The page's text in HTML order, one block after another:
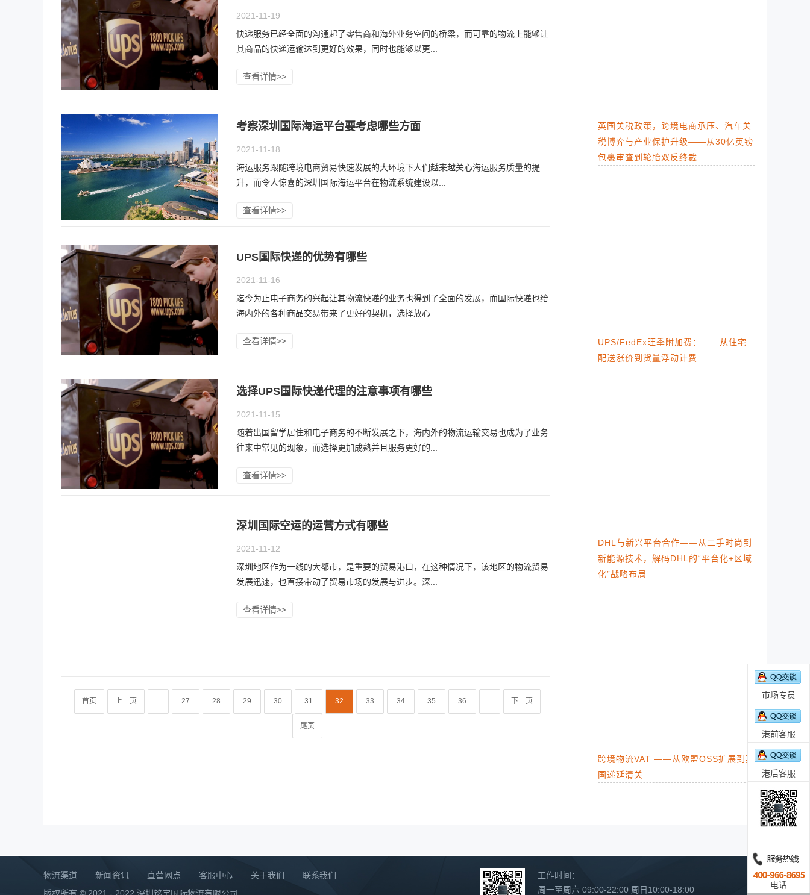
2021-11-19
快递服务已经全面的沟通起了零售商和海外业务空间的桥梁，而可靠的物流上能够让
其商品的快递运输达到更好的效果，同时也能够以更...
查看详情>>
考察深圳国际海运平台要考虑哪些方面
2021-11-18
海运服务跟随跨境电商贸易快速发展的大环境下人们越来越关心海运服务质量的提
升，而令人惊喜的深圳国际海运平台在物流系统建设以...
查看详情>>
UPS国际快递的优势有哪些
2021-11-16
迄今为止电子商务的兴起让其物流快递的业务也得到了全面的发展，而国际快递也给
海内外的各种商品交易带来了更好的契机，选择放心...
查看详情>>
选择UPS国际快递代理的注意事项有哪些
2021-11-15
随着出国留学居住和电子商务的不断发展之下，海内外的物流运输交易也成为了业务
往来中常见的现象，而选择更加成熟并且服务更好的...
查看详情>>
深圳国际空运的运营方式有哪些
2021-11-12
深圳地区作为一线的大都市，是重要的贸易港口，在这种情况下，该地区的物流贸易
发展迅速，也直接带动了贸易市场的发展与进步。深...
查看详情>>
英国关税政策，跨境电商承压、汽车关
税博弈与产业保护升级​——从30亿英镑
包裹审查到轮胎双反终裁
UPS/FedEx旺季附加费：——从住宅
配送涨价到货量浮动计费
DHL与新兴平台合作——从二手时尚到
新能源技术，解码DHL的“平台化+区域
化”战略布局​
跨境物流VAT ——从欧盟OSS扩展到英
国递延清关
物流渠道 新闻资讯 直营网点 客服中心 关于我们
联系我们
工作时间：
周一至周六 09:00-22:00 周日10:00-18:00
市场专员
港前客服
港后客服
电话